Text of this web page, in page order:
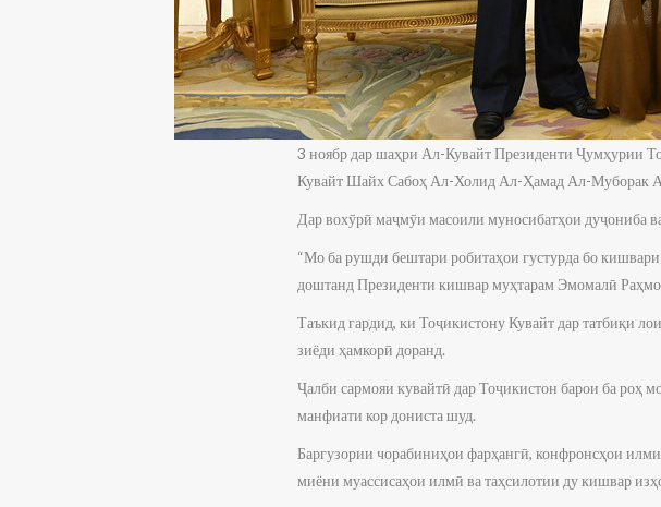
3 ноябр дар шаҳри Ал-Кувайт Президенти Ҷумҳурии
Кувайт Шайх Сабоҳ Ал-Холид Ал-Ҳамад Ал-Муборак
Дар вохӯрӣ маҷмӯи масоили муносибатҳои дуҷониба
“Мо ба рушди бештари робитаҳои густурда бо
доштанд Президенти кишвар муҳтарам Эмомалӣ
Таъкид гардид, ки Тоҷикистону Кувайт дар татбиқи
зиёди ҳамкорӣ доранд.
Ҷалби сармояи кувайтӣ дар Тоҷикистон барои ба роҳ
манфиати кор дониста шуд.
Баргузории чорабиниҳои фарҳангӣ, конфронсҳои
миёни муассисаҳои илмӣ ва таҳсилотии ду кишвар